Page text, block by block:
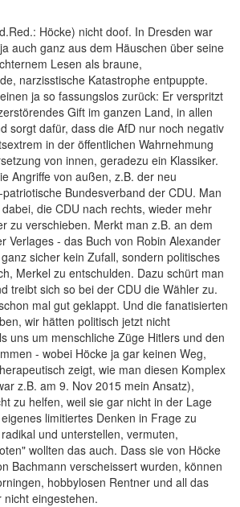
Höcke) nicht doof. In Dresden war
auch ganz aus dem Häuschen über seine
Lesen als braune,
narzisstische Katastrophe entpuppte.
ja so fassungslos zurück: Er verspritzt
Gift im ganzen Land, in allen
sorgt dafür, dass die AfD nur noch negativ
in der öffentlichen Wahrnehmung
von innen, geradezu ein Klassiker.
Angriffe von außen, z.B. der neu
Bundesverband der CDU. Man
die CDU nach rechts, wieder mehr
zu verschieben. Merkt man z.B. an dem
Verlages - das Buch von Robin Alexander
sicher kein Zufall, sondern politisches
Merkel zu entschulden. Dazu schürt man
treibt sich so bei der CDU die Wähler zu.
mal gut geklappt. Und die fanatisierten
wir hätten politisch jetzt nicht
uns um menschliche Züge Hitlers und den
- wobei Höcke ja gar keinen Weg,
zeigt, wie man diesen Komplex
z.B. am 9. Nov 2015 mein Ansatz),
zu helfen, weil sie gar nicht in der Lage
limitiertes Denken in Frage zu
und unterstellen, vermuten,
wollten das auch. Dass sie von Höcke
Bachmann verscheissert wurden, können
hobbylosen Rentner und all das
eingestehen.